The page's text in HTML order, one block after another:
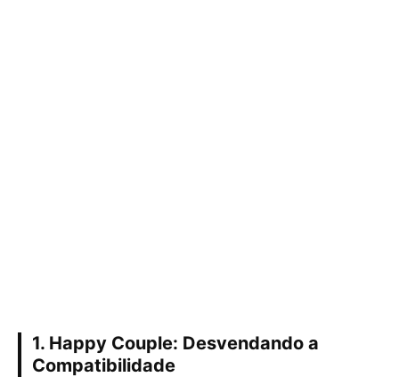
1. Happy Couple: Desvendando a
Compatibilidade